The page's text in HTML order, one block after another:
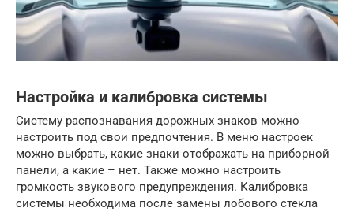
Настройка и калибровка системы
Систему распознавания дорожных знаков можно
настроить под свои предпочтения. В меню настроек
можно выбрать, какие знаки отображать на приборной
панели, а какие – нет. Также можно настроить
громкость звукового предупреждения. Калибровка
системы необходима после замены лобового стекла